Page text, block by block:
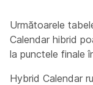
Următoarele
Calendar hibrid
la punctele finale
Hybrid Calendar